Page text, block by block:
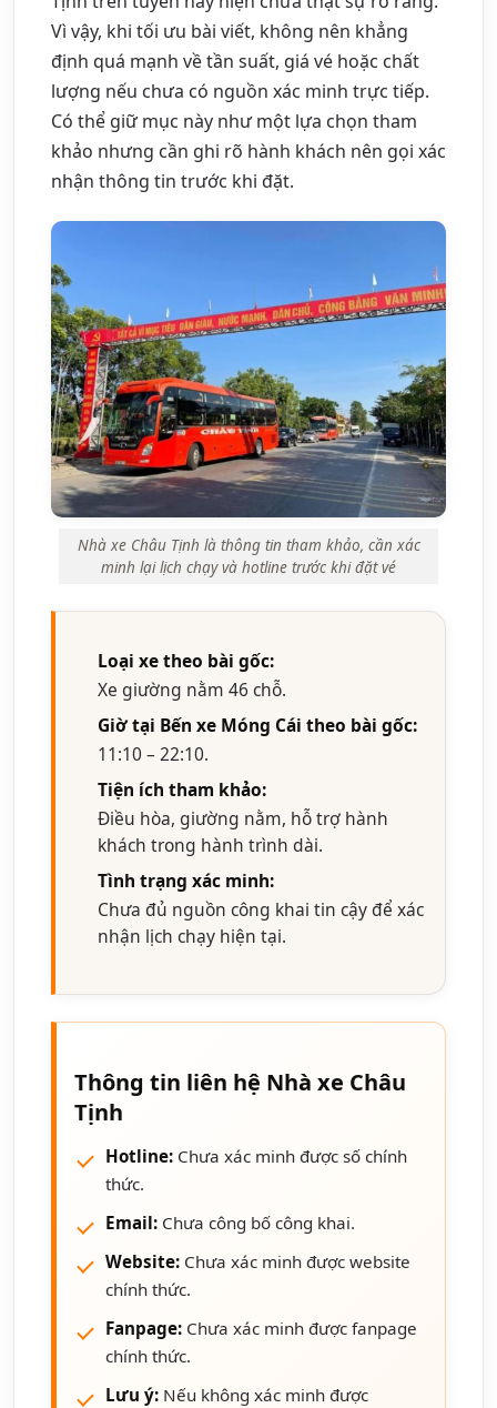
Vì vậy, khi tối ưu bài viết, không nên khẳng
định quá mạnh về tần suất, giá vé hoặc chất
lượng nếu chưa có nguồn xác minh trực tiếp.
Có thể giữ mục này như một lựa chọn tham
khảo nhưng cần ghi rõ hành khách nên gọi xác
nhận thông tin trước khi đặt.
Nhà xe Châu Tịnh là thông tin tham khảo, cần xác
minh lại lịch chạy và hotline trước khi đặt vé
Loại xe theo bài gốc:
Xe giường nằm 46 chỗ.
Giờ tại Bến xe Móng Cái theo bài gốc:
11:10 – 22:10.
Tiện ích tham khảo:
Điều hòa, giường nằm, hỗ trợ hành
khách trong hành trình dài.
Tình trạng xác minh:
Chưa đủ nguồn công khai tin cậy để xác
nhận lịch chạy hiện tại.
Thông tin liên hệ Nhà xe Châu
Tịnh
Hotline: Chưa xác minh được số chính
thức.
Email: Chưa công bố công khai.
Website: Chưa xác minh được website
chính thức.
Fanpage: Chưa xác minh được fanpage
chính thức.
Lưu ý: Nếu không xác minh được